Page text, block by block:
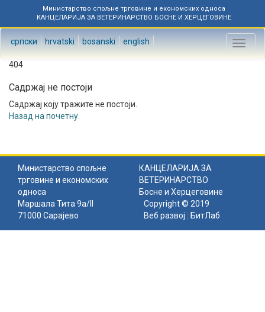
Министарство спољне трговине и економских односа
КАНЦЕЛАРИЈА ЗА ВЕТЕРИНАРСТВО БОСНЕ И ХЕРЦЕГОВИНЕ
српски hrvatski bosanski english
Toggle
404
Садржај не постоји
Садржај коју тражите не постоји.
Назад на почетну
Министарство спољне
трговине и економских
односа
КАНЦЕЛАРИЈА ЗА
ВЕТЕРИНАРСТВО
Босне и Херцеговине
Маршала Тита 9а/II
71000 Сарајево
Copyright © 2019
Веб развој : БитЛаб